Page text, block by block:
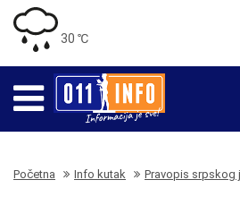
30 ℃
Početna Info kutak Pravopis srpskog